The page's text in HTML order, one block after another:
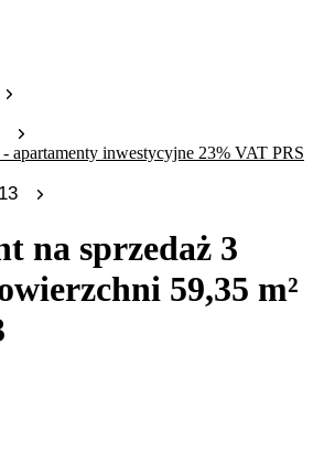
apartamenty inwestycyjne 23% VAT PRS
na sprzedaż 3
59,35 m²